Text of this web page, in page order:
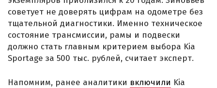
советует не доверять цифрам на одометре без
тщательной диагностики. Именно техническое
состояние трансмиссии, рамы и подвески
должно стать главным критерием выбора Kia
Sportage за 500 тыс. рублей, считает эксперт.
Напомним, ранее аналитики включили Kia